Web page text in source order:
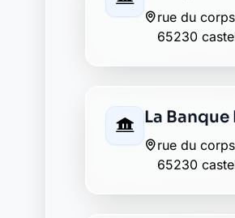
rue du
65230
La
rue du
65230